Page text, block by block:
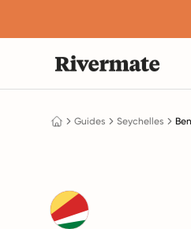
Guides Seychelles